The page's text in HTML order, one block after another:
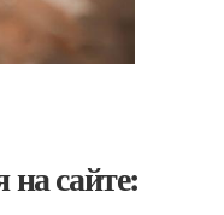
сайте: